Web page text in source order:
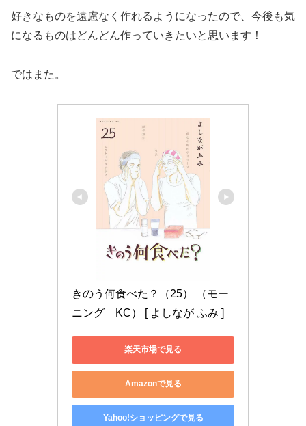
好きなものを遠慮なく作れるようになったので、今後も気
になるものはどんどん作っていきたいと思います！
ではまた。
きのう何食べた？（25） （モー
ニング　KC） [ よしなが ふみ ]
楽天市場で見る
Amazonで見る
Yahoo!ショッピングで見る